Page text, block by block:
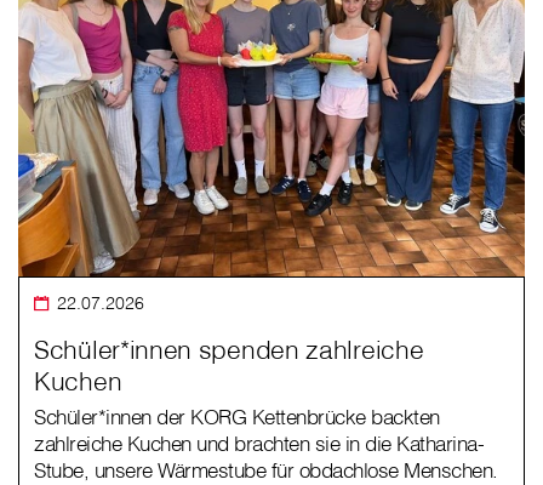
22.07.2026
Schüler*innen spenden zahlreiche
Kuchen
Schüler*innen der KORG Kettenbrücke backten
zahlreiche Kuchen und brachten sie in die Katharina-
Stube, unsere Wärmestube für obdachlose Menschen.